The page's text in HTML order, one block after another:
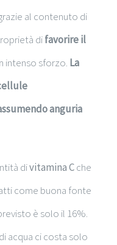
al contenuto di
difavorire il
intenso sforzo. La
anguria
divitamina Cche
come buona fonte
è solo il 16%.
acqua ci costa solo